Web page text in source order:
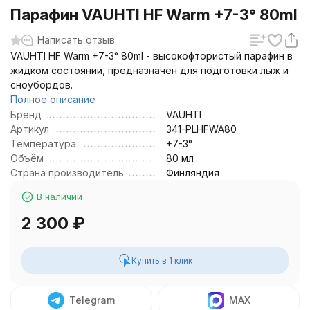
Парафин VAUHTI HF Warm +7-3° 80ml
Написать отзыв
VAUHTI HF Warm +7-3° 80ml - высокофтористый парафин в
жидком состоянии, предназначен для подготовки лыж и
сноубордов.
Полное описание
Бренд
VAUHTI
Артикул
341-PLHFWA80
Температура
+7-3°
Объём
80 мл
Страна производитель
Финляндия
В наличии
2 300 ₽
Купить в 1 клик
Telegram MAX